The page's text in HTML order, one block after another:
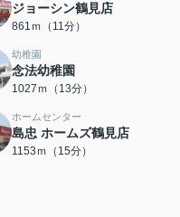
ジョーシン鶴見店
861ｍ（11分）
幼稚園
念法幼稚園
1027ｍ（13分）
ホームセンター
島忠 ホームズ鶴見店
1153ｍ（15分）